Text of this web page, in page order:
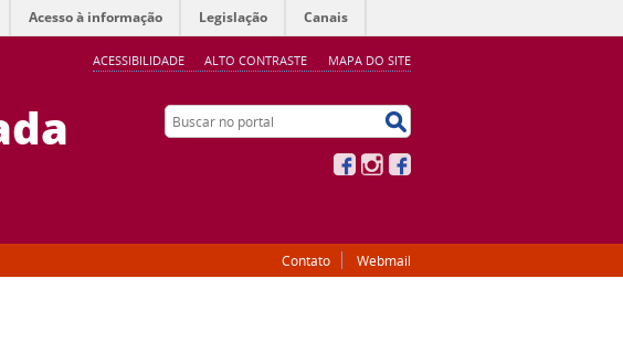
ACESSIBILIDADE ALTO CONTRASTE MAPA DO SITE
Acesso à informação Legislação Canais
Buscar no portal
FacebookInstagram
Contato Webmail